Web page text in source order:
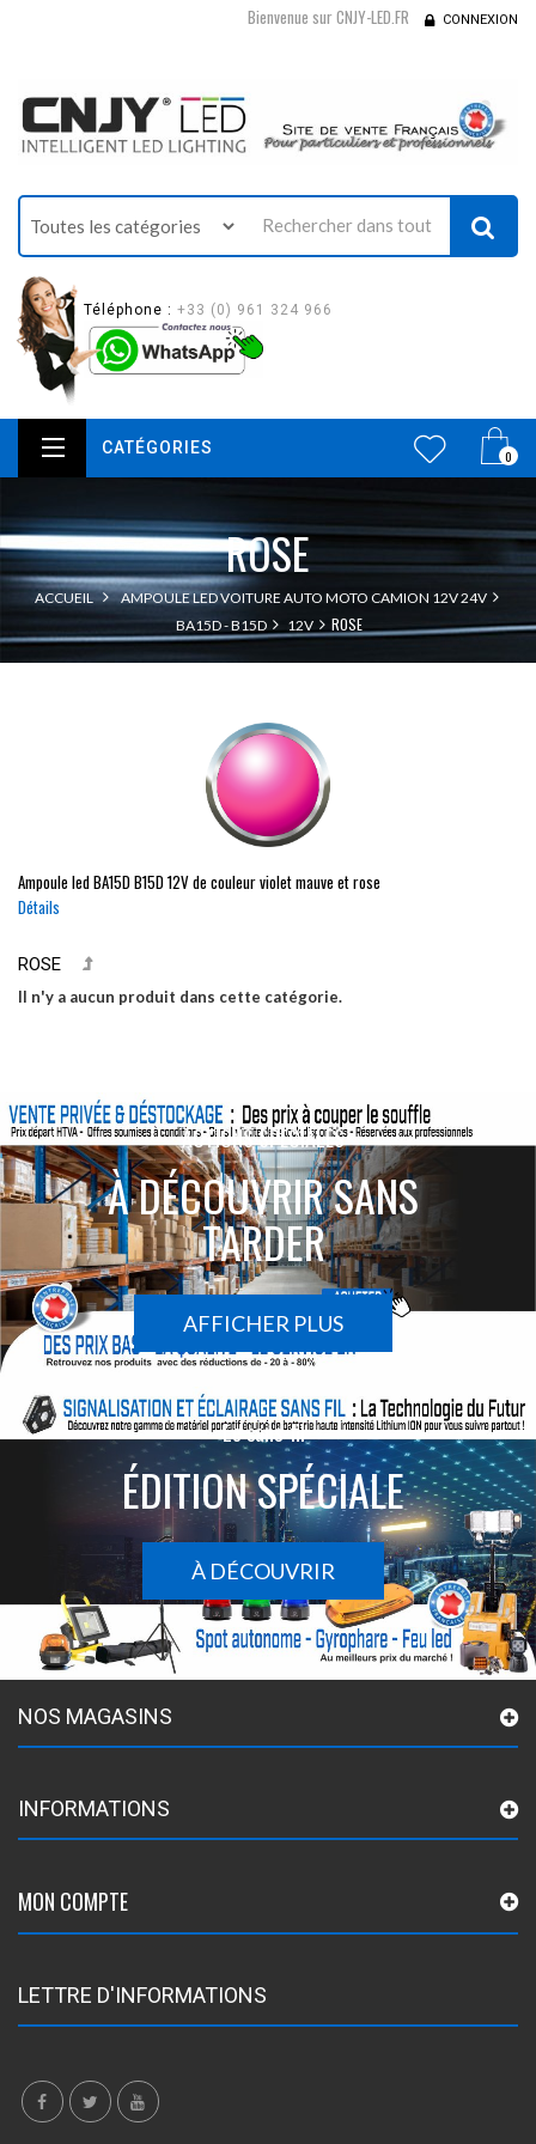
Bienvenue sur CNJY-LED.FR CONNEXION
Téléphone : +33 (0) 961 324 966
0
CATÉGORIES
ROSE
ACCUEIL
AMPOULE LED VOITURE AUTO MOTO CAMION 12V 24V
BA15D - B15D
12V ROSE
Ampoule ledBA15DB15D12V de couleur violet mauve et rose
Détails
ROSE
Il n'y a aucun produit dans cette catégorie.
ACTIONS SPÉCIALES
À DÉCOUVRIR SANS
TARDER
AFFICHER PLUS
Le sans-fil
ÉDITION SPÉCIALE
À DÉCOUVRIR
NOS MAGASINS
INFORMATIONS
MON COMPTE
LETTRE D'INFORMATIONS